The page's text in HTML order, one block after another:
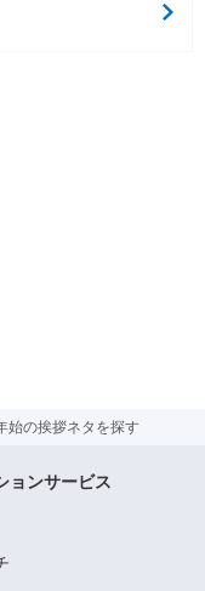
始の挨拶ネタを探す
ョンサービス